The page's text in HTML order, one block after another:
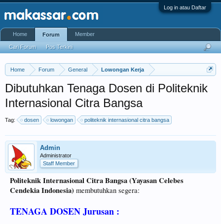
Log in atau Daftar
Home Forum General Lowongan Kerja
Dibutuhkan Tenaga Dosen di Politeknik
Internasional Citra Bangsa
Tag: dosen lowongan politeknik internasional citra bangsa
Admin
Administrator
Staff Member
Politeknik Internasional Citra Bangsa (Yayasan Celebes
Cendekia Indonesia) membutuhkan segera:
TENAGA DOSEN Jurusan :
Home Forum
Cari Forum Pos Terkini
Member